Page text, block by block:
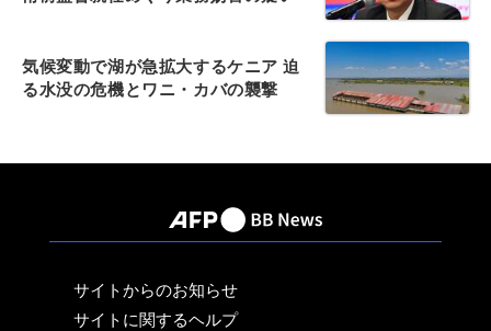
気候変動で湖が急拡大するケニア 迫
る水没の危機とワニ・カバの襲撃
サイトからのお知らせ
サイトに関するヘルプ